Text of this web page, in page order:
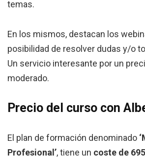
temas.
En los mismos, destacan los
posibilidad de resolver dudas y/o
Un servicio interesante por un
moderado.
Precio del curso con
El plan de formación denominado
Profesional’, tiene un coste de